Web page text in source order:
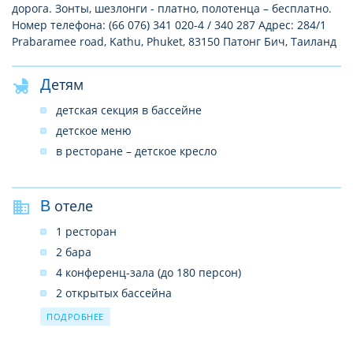
дорога. Зонты, шезлонги - платно, полотенца – бесплатно.
Номер телефона: (66 076) 341 020-4 / 340 287 Адрес: 284/1
Prabaramee road, Kathu, Phuket, 83150 Патонг Бич, Таиланд
Детям
детская секция в бассейне
детское меню
в ресторане – детское кресло
В отеле
1 ресторан
2 бара
4 конференц-зала (до 180 персон)
2 открытых бассейна
услуги врача (по вызову)
ПОДРОБНЕЕ